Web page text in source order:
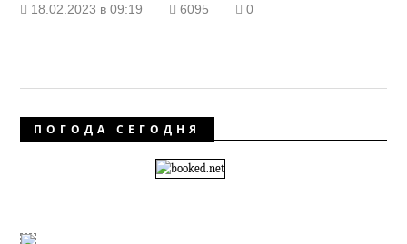
18.02.2023 в 09:19 6095 0
ПОГОДА СЕГОДНЯ